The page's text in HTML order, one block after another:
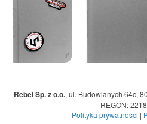
Rebel Sp. z o.o., ul. Budowlanych 64c,
REGON:
Polityka prywatności |